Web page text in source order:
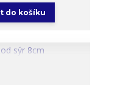
do košíku